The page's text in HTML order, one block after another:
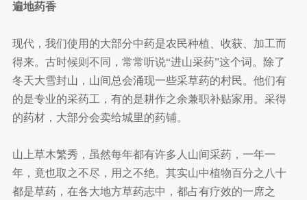
遍地药香
现代，我们使用的大部分中药是农民种植、收获、加工而
得来。古时候则不同，常常听说“进山采药”这个词。除了
冬天大雪封山，山间总会涌现一些采草药的村民。他们有
的是专业的采药工，有的是耕作之余兼职补贴家用。采得
的药材，大部分会卖给城里的药铺。
山上草木繁秀，虽然每年都有许多人山间采药，一年一
年，竟也取之不尽，用之不绝。其实山中植物百分之八十
都是草药，在各大地方草药志中，都占有疗效的一席之